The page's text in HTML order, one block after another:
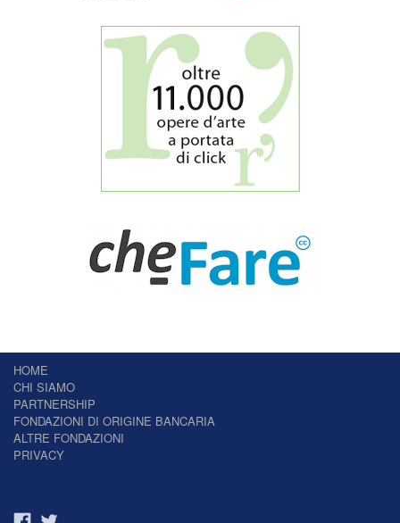
HOME
CHI SIAMO
PARTNERSHIP
FONDAZIONI DI ORIGINE BANCARIA
ALTRE FONDAZIONI
PRIVACY